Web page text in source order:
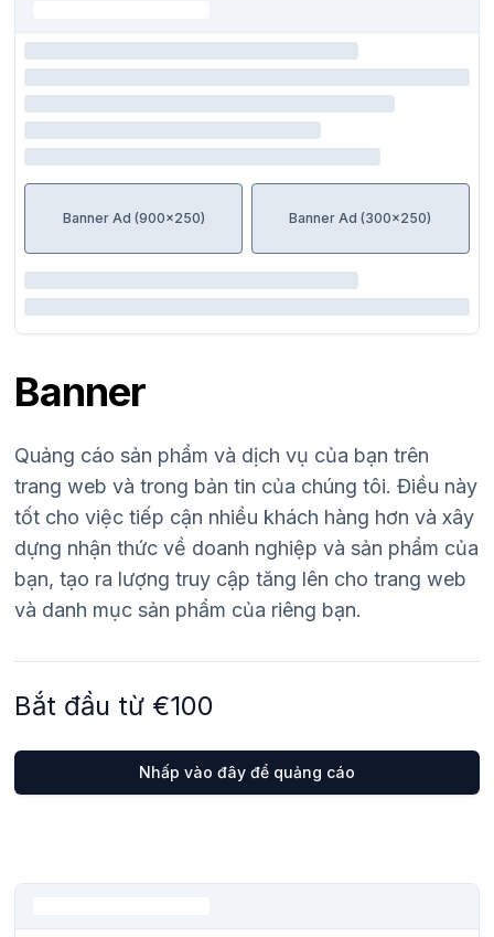
Banner Ad (900x250) Banner Ad (300x250)
Banner
Quảng cáo sản phẩm và dịch vụ của bạn trên
trang web và trong bản tin của chúng tôi. Điều này
tốt cho việc tiếp cận nhiều khách hàng hơn và xây
dựng nhận thức về doanh nghiệp và sản phẩm của
bạn, tạo ra lượng truy cập tăng lên cho trang web
và danh mục sản phẩm của riêng bạn.
Bắt đầu từ €100
Nhấp vào đây để quảng cáo